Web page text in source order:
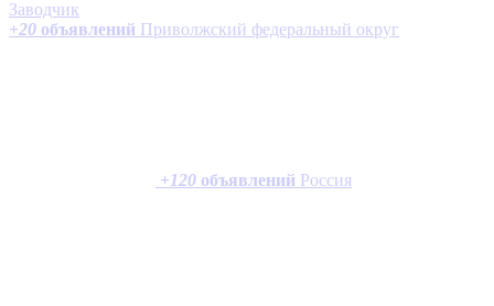
Заводчик
+20 объявлений Приволжский федеральный округ
+120 объявлений Россия